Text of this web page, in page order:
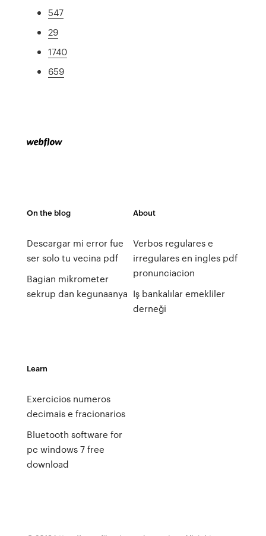
547
29
1740
659
On the blog
Descargar mi error fue
ser solo tu vecina pdf
Bagian mikrometer
sekrup dan kegunaanya
About
Verbos regulares e
irregulares en ingles pdf
pronunciacion
Iş bankalılar emekliler
derneği
Learn
Exercicios numeros
decimais e fracionarios
Bluetooth software for
pc windows 7 free
download